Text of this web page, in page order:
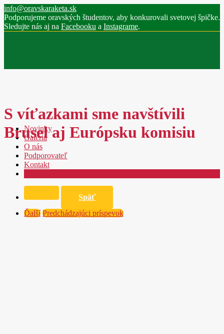
info@oravskaraketa.sk
Podporujeme oravských študentov, aby konkurovali svetovej špičke.
Sledujte nás aj na Facebooku a Instagrame.
Novinky
Galéria
O nás
Podporovateľ
Kontakt
S víťazkami sme navštívili
Brusel aj Európsku komisiu
Späť
Ďalší Predchádzajúci príspevok